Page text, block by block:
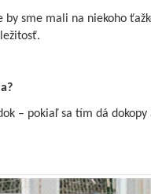
sme mali na niekoho
– pokiaľ sa tím dá dokopy